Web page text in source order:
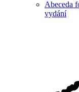
Abeceda
vydání